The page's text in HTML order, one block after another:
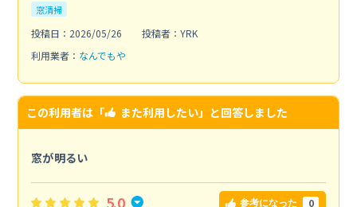
窓清掃
投稿日：2026/05/26
投稿者：YRK
利用業者： なんでもや
この利用者は「 また利用したい」と回答しました
窓が明るい
5.0 参考になった 0